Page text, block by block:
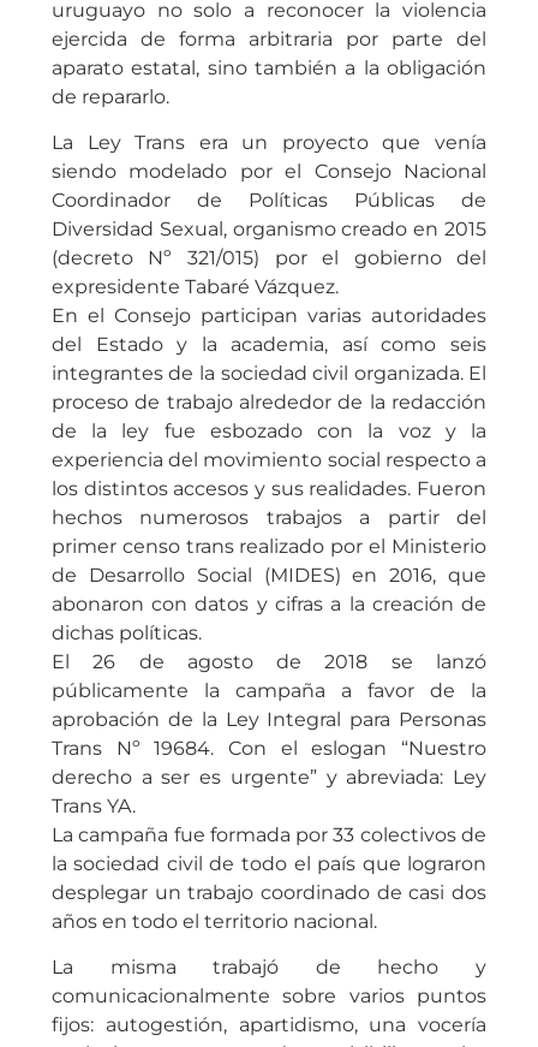
uruguayo no solo a reconocer la violencia
ejercida de forma arbitraria por parte del
aparato estatal, sino también a la obligación
de repararlo.
La Ley Trans era un proyecto que venía
siendo modelado por el Consejo Nacional
Coordinador de Políticas Públicas de
Diversidad Sexual, organismo creado en 2015
(decreto Nº 321/015) por el gobierno del
expresidente Tabaré Vázquez.
En el Consejo participan varias autoridades
del Estado y la academia, así como seis
integrantes de la sociedad civil organizada. El
proceso de trabajo alrededor de la redacción
de la ley fue esbozado con la voz y la
experiencia del movimiento social respecto a
los distintos accesos y sus realidades. Fueron
hechos numerosos trabajos a partir del
primer censo trans realizado por el Ministerio
de Desarrollo Social (MIDES) en 2016, que
abonaron con datos y cifras a la creación de
dichas políticas.
El 26 de agosto de 2018 se lanzó
públicamente la campaña a favor de la
aprobación de la Ley Integral para Personas
Trans Nº 19684. Con el eslogan “Nuestro
derecho a ser es urgente” y abreviada: Ley
Trans YA.
La campaña fue formada por 33 colectivos de
la sociedad civil de todo el país que lograron
desplegar un trabajo coordinado de casi dos
años en todo el territorio nacional.
La misma trabajó de hecho y
comunicacionalmente sobre varios puntos
fijos: autogestión, apartidismo, una vocería